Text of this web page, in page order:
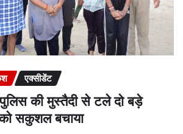
एक्सीडेंट
की मुस्तैदी से टले दो बड़े
सकुशल बचाया